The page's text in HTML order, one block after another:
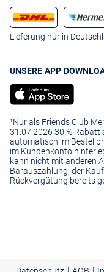
Lieferung nur in
UNSERE APP
¹Nur als Friends Club
31.07.2026 30 %
automatisch im
im Kundenkonto
kann nicht mit anderen
Barauszahlung, der
Rückvergütung bereits
| |